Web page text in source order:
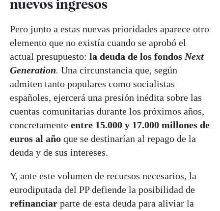
nuevos ingresos
Pero junto a estas nuevas prioridades aparece otro
elemento que no existía cuando se aprobó el
actual presupuesto: la deuda de los fondos Next
Generation. Una circunstancia que, según
admiten tanto populares como socialistas
españoles, ejercerá una presión inédita sobre las
cuentas comunitarias durante los próximos años,
concretamente entre 15.000 y 17.000 millones de
euros al año que se destinarían al repago de la
deuda y de sus intereses.
Y, ante este volumen de recursos necesarios, la
eurodiputada del PP defiende la posibilidad de
refinanciar parte de esta deuda para aliviar la